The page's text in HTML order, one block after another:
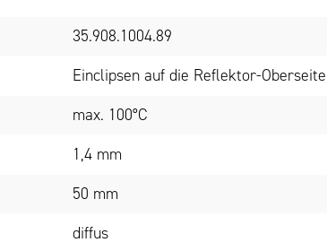
35.908.1004.89
Einclipsen auf die Reflektor-Oberseite
max. 100°C
1,4 mm
50 mm
diffus